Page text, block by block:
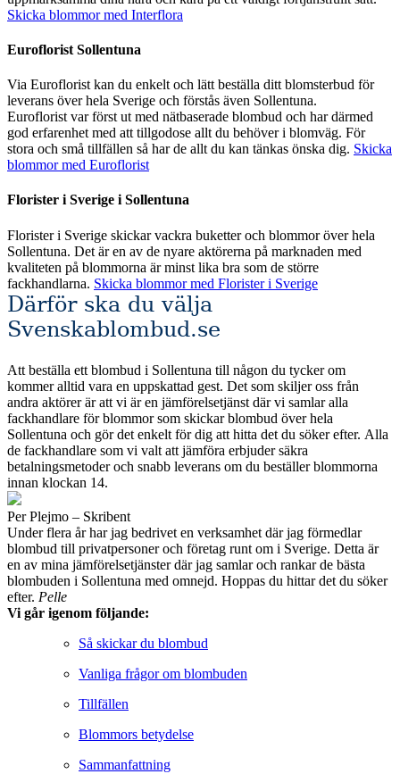
Skicka blommor med Interflora
Euroflorist Sollentuna
Via Euroflorist kan du enkelt och lätt beställa ditt blomsterbud för
leverans över hela Sverige och förstås även Sollentuna.
Euroflorist var först ut med nätbaserade blombud och har därmed
god erfarenhet med att tillgodose allt du behöver i blomväg. För
stora och små tillfällen så har de allt du kan tänkas önska dig. Skicka
blommor med Euroflorist
Florister i Sverige i Sollentuna
Florister i Sverige skickar vackra buketter och blommor över hela
Sollentuna. Det är en av de nyare aktörerna på marknaden med
kvaliteten på blommorna är minst lika bra som de större
fackhandlarna. Skicka blommor med Florister i Sverige
Därför ska du välja
Svenskablombud.se
Att beställa ett blombud i Sollentuna till någon du tycker om
kommer alltid vara en uppskattad gest. Det som skiljer oss från
andra aktörer är att vi är en jämförelsetjänst där vi samlar alla
fackhandlare för blommor som skickar blombud över hela
Sollentuna och gör det enkelt för dig att hitta det du söker efter. Alla
de fackhandlare som vi valt att jämföra erbjuder säkra
betalningsmetoder och snabb leverans om du beställer blommorna
innan klockan 14.
Per Plejmo – Skribent
Under flera år har jag bedrivet en verksamhet där jag förmedlar
blombud till privatpersoner och företag runt om i Sverige. Detta är
en av mina jämförelsetjänster där jag samlar och rankar de bästa
blombuden i Sollentuna med omnejd. Hoppas du hittar det du söker
efter. Pelle
Vi går igenom följande:
Så skickar du blombud
Vanliga frågor om blombuden
Tillfällen
Blommors betydelse
Sammanfattning